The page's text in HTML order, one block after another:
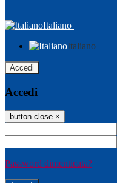
Italiano
Italiano
Accedi
Accedi
button close ×
Password dimenticata?